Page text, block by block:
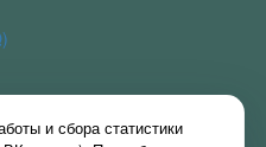
и сбора статистики